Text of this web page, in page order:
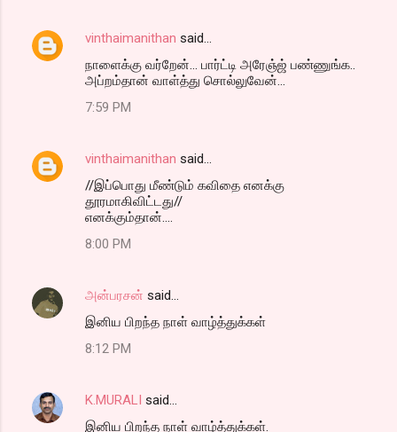
vinthaimanithan said…
நாளைக்கு வர்றேன்... பார்ட்டி அரேஞ்ஜ் பண்ணுங்க..
அப்றம்தான் வாள்த்து சொல்லுவேன்...
7:59 PM
vinthaimanithan said…
//இப்பொது மீண்டும் கவிதை எனக்கு
தூரமாகிவிட்டது//
எனக்கும்தான்....
8:00 PM
அன்பரசன் said…
இனிய பிறந்த நாள் வாழ்த்துக்கள்
8:12 PM
K.MURALI said…
இனிய பிறந்த நாள் வாழ்த்துக்கள்.